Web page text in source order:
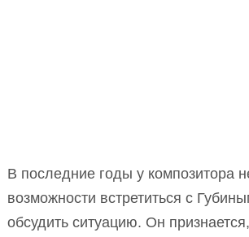
В последние годы у композитора
возможности встретиться с
обсудить ситуацию. Он